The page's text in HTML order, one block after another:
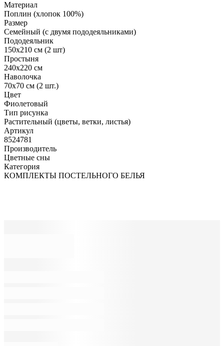
Материал
Поплин (хлопок 100%)
Размер
Семейный (с двумя пододеяльниками)
Пододеяльник
150х210 см (2 шт)
Простыня
240х220 см
Наволочка
70х70 см (2 шт.)
Цвет
Фиолетовый
Тип рисунка
Растительный (цветы, ветки, листья)
Артикул
8524781
Производитель
Цветные сны
Категория
КОМПЛЕКТЫ ПОСТЕЛЬНОГО БЕЛЬЯ